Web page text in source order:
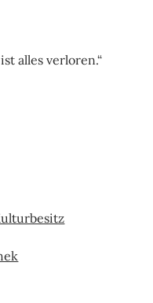
alles verloren.“